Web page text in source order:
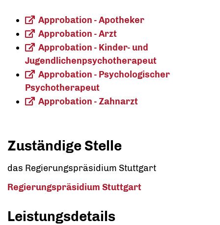
Approbation - Apotheker
Approbation - Arzt
Approbation - Kinder- und
Jugendlichenpsychotherapeut
Approbation - Psychologischer
Psychotherapeut
Approbation - Zahnarzt
Zuständige Stelle
das Regierungspräsidium Stuttgart
Regierungspräsidium Stuttgart
Leistungsdetails